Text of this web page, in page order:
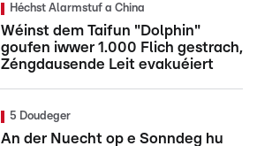
Héchst Alarmstuf a China
Wéinst dem Taifun "Dolphin"
goufen iwwer 1.000 Flich gestrach,
Zéngdausende Leit evakuéiert
5 Doudeger
An der Nuecht op e Sonndeg hu